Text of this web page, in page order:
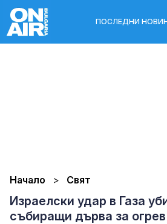
ПОСЛЕДНИ
Начало Свят
Израелски удар в Газа
събиращи дърва за огрев